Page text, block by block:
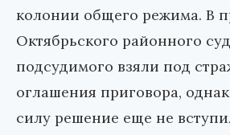
колонии общего режима. В
Октябрьского районного
подсудимого взяли под
оглашения приговора,
силу решение еще не